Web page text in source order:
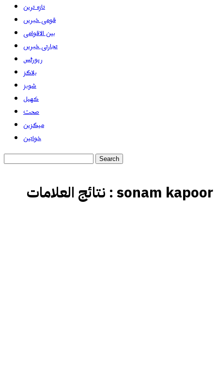
تازہ ترین
قومی خبریں
بین الاقوامی
تجارتی خبریں
رپورٹس
بلاگز
شوبز
کھیل
صحت
میگزین
خواتین
نتائج العلامات : sonam kapoor